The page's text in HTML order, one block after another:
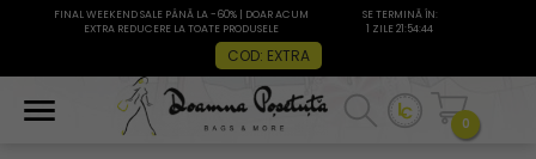
FINAL WEEKEND SALE PÂNĂ LA -60% | DOAR ACUM
EXTRA REDUCERE LA TOATE PRODUSELE
COD: EXTRA
SE TERMINĂ ÎN:
1 ZILE 21:54:44
0